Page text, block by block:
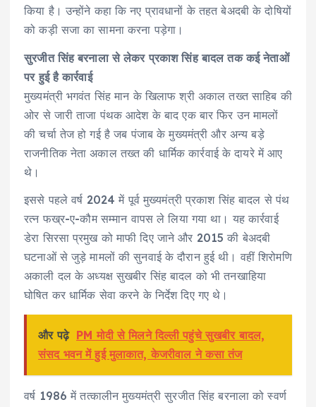
किया है। उन्होंने कहा कि नए प्रावधानों के तहत बेअदबी के दोषियों
को कड़ी सजा का सामना करना पड़ेगा।
सुरजीत सिंह बरनाला से लेकर प्रकाश सिंह बादल तक कई नेताओं
पर हुई है कार्रवाई
मुख्यमंत्री भगवंत सिंह मान के खिलाफ श्री अकाल तख्त साहिब की
ओर से जारी ताजा पंथक आदेश के बाद एक बार फिर उन मामलों
की चर्चा तेज हो गई है जब पंजाब के मुख्यमंत्री और अन्य बड़े
राजनीतिक नेता अकाल तख्त की धार्मिक कार्रवाई के दायरे में आए
थे।
इससे पहले वर्ष 2024 में पूर्व मुख्यमंत्री प्रकाश सिंह बादल से पंथ
रत्न फख्र-ए-कौम सम्मान वापस ले लिया गया था। यह कार्रवाई
डेरा सिरसा प्रमुख को माफी दिए जाने और 2015 की बेअदबी
घटनाओं से जुड़े मामलों की सुनवाई के दौरान हुई थी। वहीं शिरोमणि
अकाली दल के अध्यक्ष सुखबीर सिंह बादल को भी तनखाहिया
घोषित कर धार्मिक सेवा करने के निर्देश दिए गए थे।
और पढ़े PM मोदी से मिलने दिल्ली पहुंचे सुखबीर बादल,
संसद भवन में हुई मुलाकात, केजरीवाल ने कसा तंज
वर्ष 1986 में तत्कालीन मुख्यमंत्री सुरजीत सिंह बरनाला को स्वर्ण